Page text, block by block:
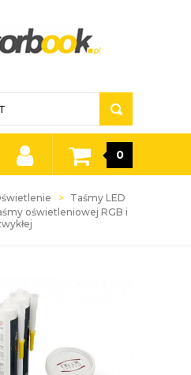
0
Taśmy LED
oświetleniowej RGB i